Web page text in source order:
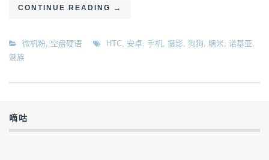
CONTINUE READING →
微机粉, 空盘硬语 HTC, 安卓, 手机, 摄影, 狗狗, 糯米, 诺基亚,
魅族
嘀咕